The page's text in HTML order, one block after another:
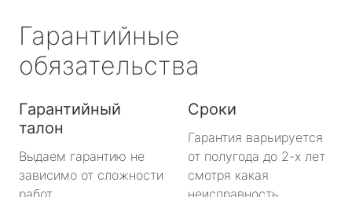
Гарантийные
обязательства
Гарантийный
талон
Выдаем гарантию не
зависимо от сложности
работ.
Сроки
Гарантия варьируется
от полугода до 2-х лет
смотря какая
неисправность.